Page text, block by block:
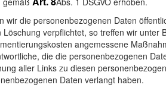
wir die personenbezogenen Daten
Löschung verpflichtet, so treffen wir unter
angemessene
die die personenbezogenen
aller Links zu diesen
Daten verlangt haben.